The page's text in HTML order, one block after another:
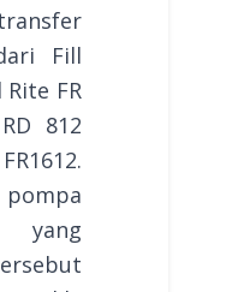
Fill
Rite FR
812